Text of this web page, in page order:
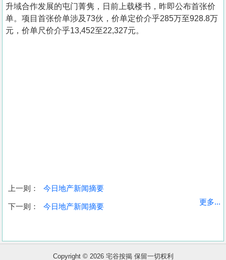
收
盘
升域合作发展的屯门菁隽，日前上载楼书，昨即公布首张价
单。项目首张价单涉及73伙，价单定价介乎285万至928.8万
元，价单尺价介乎13,452至22,327元。
上一则： 今日地产新闻摘要
下一则： 今日地产新闻摘要
更多...
Copyright © 2026 宅谷按揭 保留一切权利